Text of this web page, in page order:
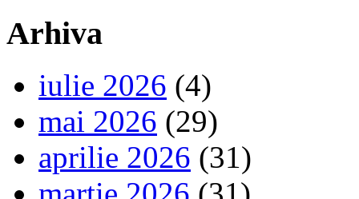
Arhiva
iulie 2026 (4)
mai 2026 (29)
aprilie 2026 (31)